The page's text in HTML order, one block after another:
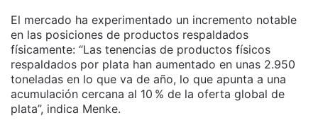
El mercado ha experimentado un incremento notable
en las posiciones de productos respaldados
físicamente: “Las tenencias de productos físicos
respaldados por plata han aumentado en unas 2.950
toneladas en lo que va de año, lo que apunta a una
acumulación cercana al 10 % de la oferta global de
plata”, indica Menke.